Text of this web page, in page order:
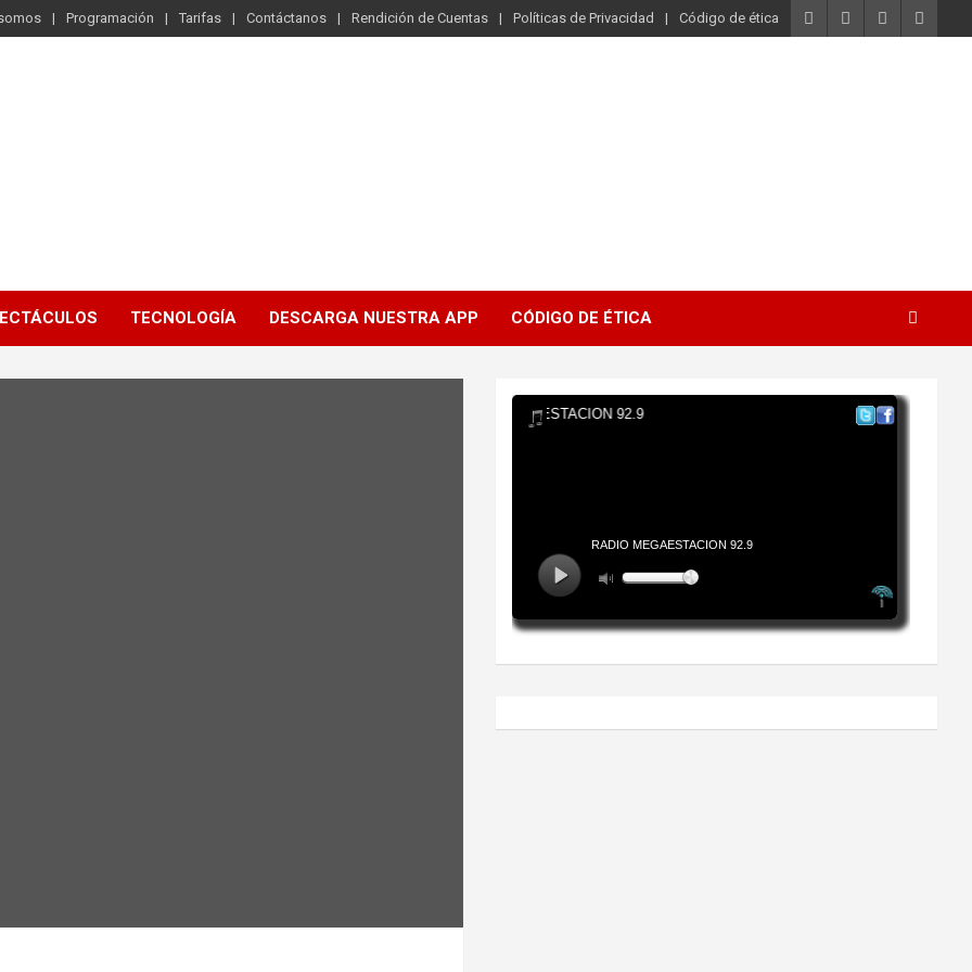
Programación Tarifas Contáctanos Rendición de Cuentas Políticas de Privacidad Código de ética
TECNOLOGÍA DESCARGA NUESTRA APP CÓDIGO DE ÉTICA